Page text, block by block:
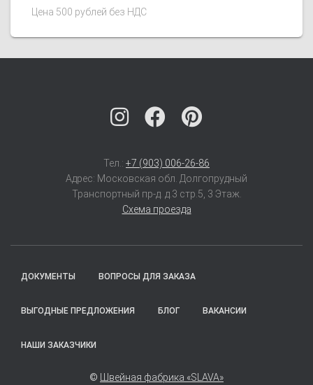
Цена 500 рублей без НДС
Тел.: +7 (903) 006-26-86
Адрес: Московская обл. Долгопрудный
Транспортный пр-д. д.3 стр.5, 3 Этаж.
Схема проезда
ДОКУМЕНТЫ ВОПРОСЫ ДЛЯ ЗАКАЗА
ВЫГОДНЫЕ ПРЕДЛОЖЕНИЯ БЛОГ ВАКАНСИИ
НАШИ ЗАКАЗЧИКИ
© Швейная фабрика «SLAVA»